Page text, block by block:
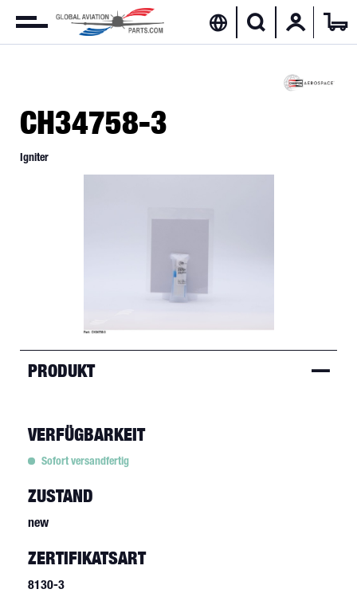
CH34758-3
Igniter
PRODUKT
VERFÜGBARKEIT
Sofort versandfertig
ZUSTAND
new
ZERTIFIKATSART
8130-3